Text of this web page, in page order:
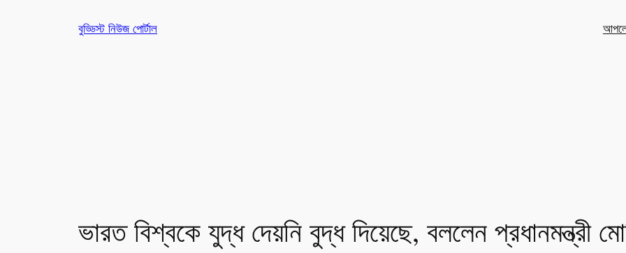
বুড্ডিস্ট নিউজ পোর্টাল
ভারত বিশ্বকে যুদ্ধ দেয়নি বুদ্ধ দিয়েছে, বললেন প্রধানমন্ত্রী